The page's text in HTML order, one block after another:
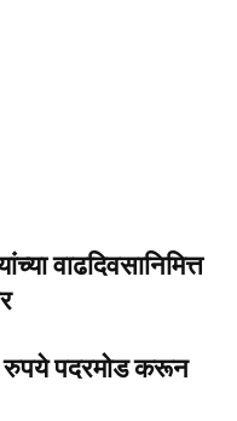
वाढदिवसानिमित्त
रुपये पदरमोड करून